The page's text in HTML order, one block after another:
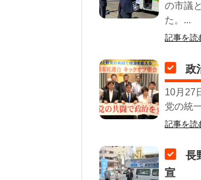
の市議
た。...
記事を読
政
10月27
党の統
記事を読
長
宣